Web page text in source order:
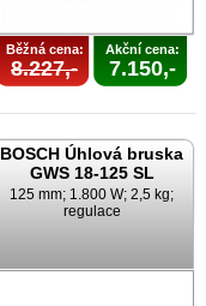
Běžná cena:
8.227,-
Akční cena:
7.150,-
BOSCH Úhlová bruska
GWS 18-125 SL
125 mm; 1.800 W; 2,5 kg;
regulace